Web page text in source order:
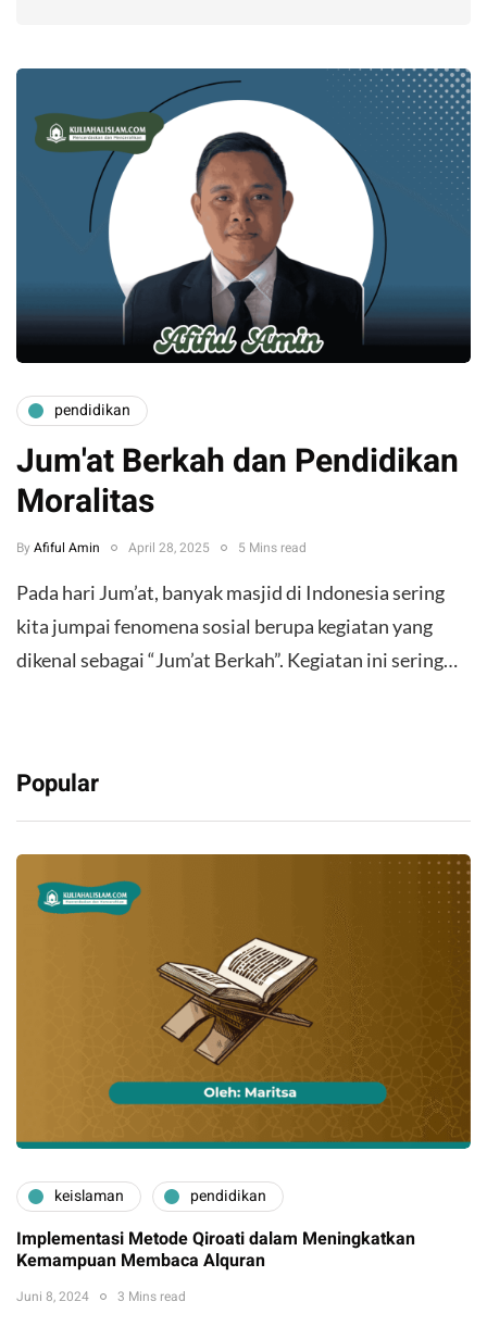
pendidikan
Jum'at Berkah dan Pendidikan
Moralitas
By Afiful Amin April 28, 2025 5 Mins read
Pada hari Jum’at, banyak masjid di Indonesia sering
kita jumpai fenomena sosial berupa kegiatan yang
dikenal sebagai “Jum’at Berkah”. Kegiatan ini sering…
Popular
keislaman pendidikan
Implementasi Metode Qiroati dalam Meningkatkan
Kemampuan Membaca Alquran
Juni 8, 2024 3 Mins read